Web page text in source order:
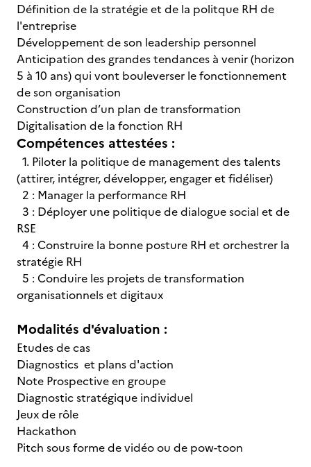
Définition de la stratégie et de la politque RH de
l'entreprise
Développement de son leadership personnel
Anticipation des grandes tendances à venir (horizon
5 à 10 ans) qui vont bouleverser le fonctionnement
de son organisation
Construction d’un plan de transformation
Digitalisation de la fonction RH
Compétences attestées :
1. Piloter la politique de management des talents
(attirer, intégrer, développer, engager et fidéliser)
2 : Manager la performance RH
3 : Déployer une politique de dialogue social et de
RSE
4 : Construire la bonne posture RH et orchestrer la
stratégie RH
5 : Conduire les projets de transformation
organisationnels et digitaux
Modalités d'évaluation :
Etudes de cas
Diagnostics et plans d'action
Note Prospective en groupe
Diagnostic stratégique individuel
Jeux de rôle
Hackathon
Pitch sous forme de vidéo ou de pow-toon